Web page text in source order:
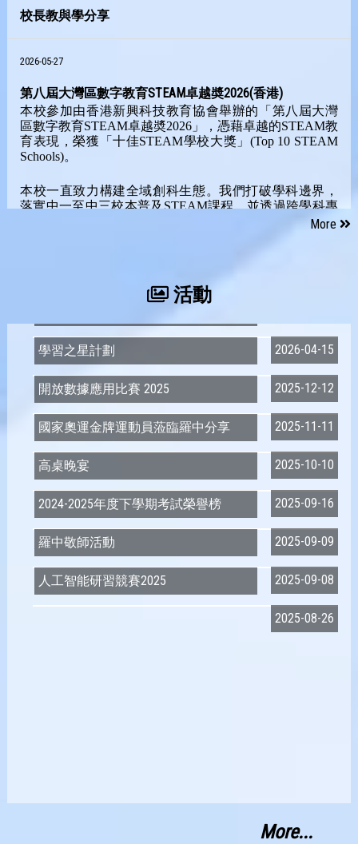
校長教與學分享
2026-05-27
第八屆大灣區數字教育STEAM卓越奬2026(香港)
本校參加由香港新興科技教育協會舉辦的「第八屆大灣
區數字教育STEAM卓越奬2026」，憑藉卓越的STEAM教
育表現，榮獲「十佳STEAM學校大獎」 (Top 10 STEAM
Schools)。
本校一直致力構建全域創科生態。我們打破學科邊界，
落實中一至中三校本普及STEAM課程，並透過跨學科專
題研習提升自主解難能力。全賴各科組共同努力，本校
未來，本校將繼續優化AI與創科教育，引領學生發揮創
感謝本校STEAM教育團隊的每一位教職員，為本校
STEAM發展作出的貢獻。
More
活動
2026-04-15
第八屆大灣區數字教育STEAM卓越奬
2025-12-12
學習之星計劃
2025-11-11
開放數據應用比賽 2025
2025-10-10
國家奧運金牌運動員蒞臨羅中分享
2025-09-16
高桌晚宴
2025-09-09
2024-2025年度下學期考試榮譽榜
2025-09-08
羅中敬師活動
2025-08-26
人工智能研習競賽2025
More...